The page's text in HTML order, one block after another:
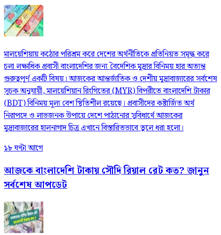
মালয়েশিয়ায় কঠোর পরিশ্রম করে দেশের অর্থনীতিকে প্রতিনিয়ত সমৃদ্ধ করে
চলা লক্ষাধিক প্রবাসী বাংলাদেশির জন্য বৈদেশিক মুদ্রার বিনিময় হার অত্যন্ত
গুরুত্বপূর্ণ একটি বিষয়। আজকের আন্তর্জাতিক ও দেশীয় মুদ্রাবাজারের সর্বশেষ
সূচক অনুযায়ী, মালয়েশিয়ান রিংগিতের (MYR) বিপরীতে বাংলাদেশি টাকার
(BDT) বিনিময় মূল্য বেশ স্থিতিশীল রয়েছে। প্রবাসীদের কষ্টার্জিত অর্থ
নিরাপদে ও লাভজনক উপায়ে দেশে পাঠানোর সুবিধার্থে আজকের
মুদ্রাবাজারের হালনাগাদ চিত্র এখানে বিস্তারিতভাবে তুলে ধরা হলো।
১৮ ঘণ্টা আগে
আজকে বাংলাদেশি টাকায় সৌদি রিয়াল রেট কত? জানুন
সর্বশেষ আপডেট